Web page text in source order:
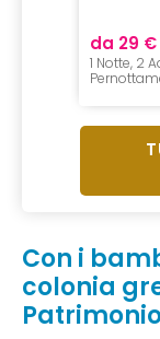
da 29 €
1 Notte, 2
Con i
colonia